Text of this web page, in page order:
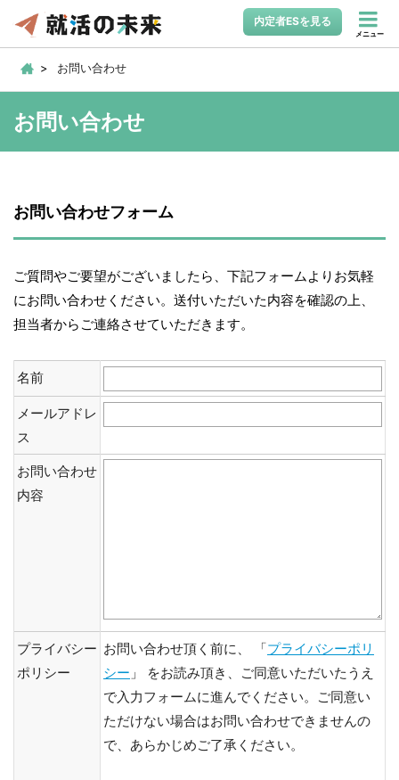
内定者ESを見る
メニュー
お問い合わせ
お問い合わせ
お問い合わせフォーム
ご質問やご要望がございましたら、下記フォームよりお気軽
にお問い合わせください。送付いただいた内容を確認の上、
担当者からご連絡させていただきます。
名前
メールアドレ
ス
お問い合わせ
内容
プライバシー
ポリシー
お問い合わせ頂く前に、 「プライバシーポリ
シー 」 をお読み頂き、ご同意いただいたうえ
で入力フォームに進んでください。ご同意い
ただけない場合はお問い合わせできませんの
で、あらかじめご了承ください。